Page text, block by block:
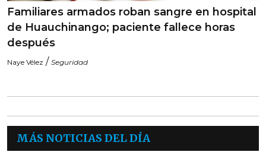
Familiares armados roban sangre en hospital
de Huauchinango; paciente fallece horas
después
Naye Vélez / Seguridad
MÁS NOTICIAS DEL DÍA